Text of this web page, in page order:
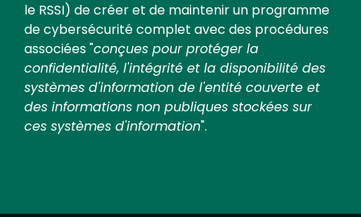
le RSSI) de créer et de maintenir un programme
de cybersécurité complet avec des procédures
associées "conçues pour protéger la
confidentialité, l'intégrité et la disponibilité des
systèmes d'information de l'entité couverte et
des informations non publiques stockées sur
ces systèmes d'information".